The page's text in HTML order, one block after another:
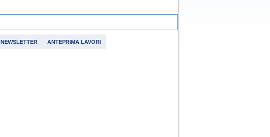
ANTEPRIMA LAVORI
NEWSLETTER